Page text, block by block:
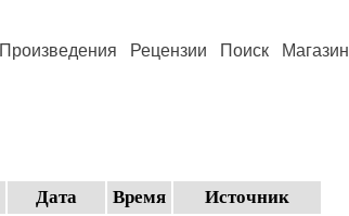
Произведения Рецензии Поиск Магазин
Дата Время
Источник